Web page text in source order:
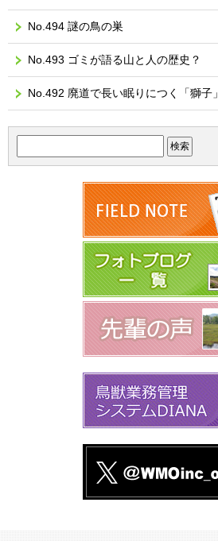
No.494 謎の鳥の巣
No.493 ゴミが語る山と人の歴史？
No.492 廃道で長い眠りにつく「獅子」